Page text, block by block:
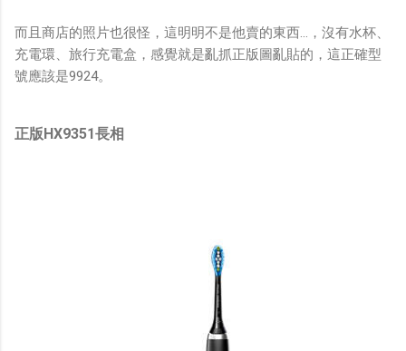
而且商店的照片也很怪，這明明不是他賣的東西...，沒有水杯、
充電環、旅行充電盒，感覺就是亂抓正版圖亂貼的，這正確型
號應該是9924。
正版HX9351長相